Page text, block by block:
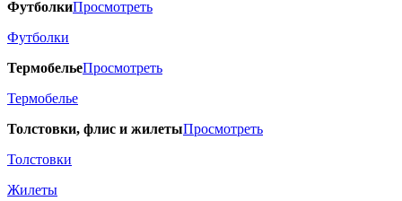
ФутболкиПросмотреть
Футболки
ТермобельеПросмотреть
Термобелье
Толстовки, флис и жилетыПросмотреть
Толстовки
Жилеты